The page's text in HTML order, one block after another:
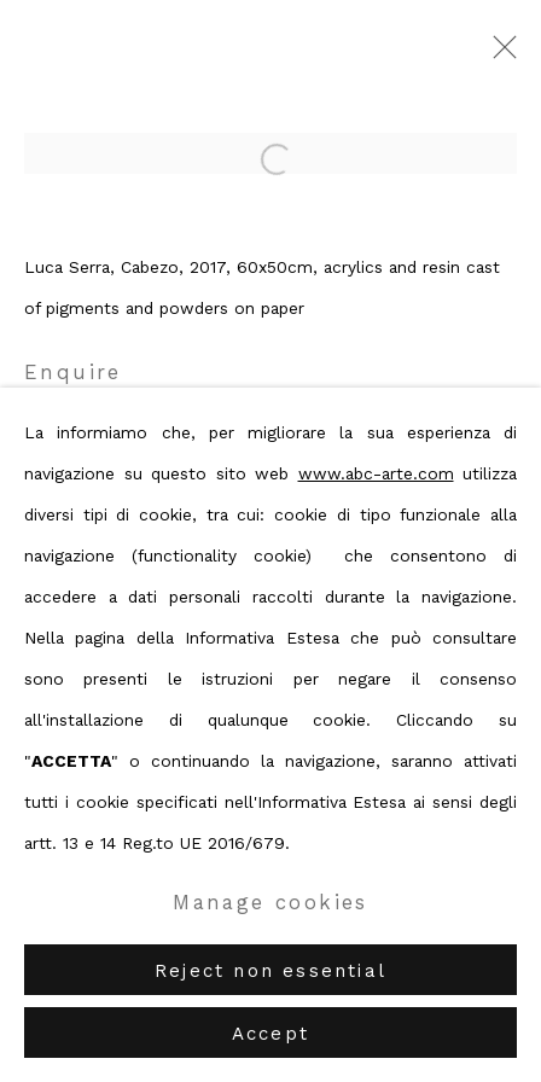
Luca Serra, curated by Flaminio
26 January - 14 April 2018
Genova
Overview
Exhibition images
Press
Publishing
Press release
Privacy Policy
Manage cookies
Terms & Conditions
Contact us on Whatsapp
Copyright © 2026 ABC ARTE
La informiamo che, per migliorare la sua esperienza di
navigazione su questo sito web www.abc-arte.com utilizza
diversi tipi di cookie, tra cui: cookie di tipo funzionale alla
navigazione (functionality cookie) che consentono di
accedere a dati personali raccolti durante la navigazione.
Nella pagina della Informativa Estesa che può consultare
sono presenti le istruzioni per negare il consenso
all'installazione di qualunque cookie. Cliccando su
"ACCETTA" o continuando la navigazione, saranno attivati
tutti i cookie specificati nell'Informativa Estesa ai sensi degli
artt. 13 e 14 Reg.to UE 2016/679.
Manage cookies
Reject non essential
Accept
Open a larger version of the
Luca Serra, Cabezo, 2017, 60x50cm, acrylics and resin cast
of pigments and powders on paper
Enquire
Share
Related artist
Luca Serra